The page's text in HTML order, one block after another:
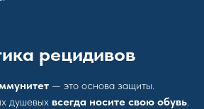
рецидивов
— это основа защиты.
душевых всегда носите свою обувь